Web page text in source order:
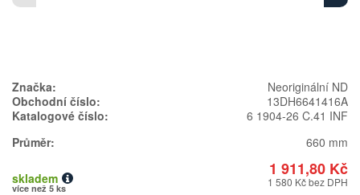
Značka:
Neoriginální ND
Obchodní číslo:
13DH6641416A
Katalogové číslo:
6 1904-26 C.41 INF
Průměr:
660 mm
1 911,80 Kč
skladem
více než 5 ks 1 580 Kč bez DPH